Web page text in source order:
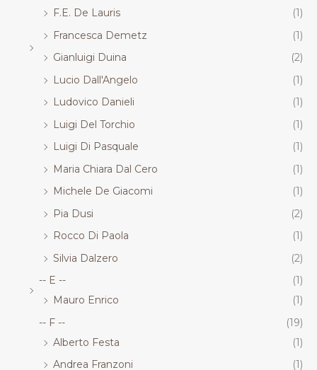
F.E. De Lauris
(1)
Francesca Demetz
(1)
Gianluigi Duina
(2)
Lucio Dall'Angelo
(1)
Ludovico Danieli
(1)
Luigi Del Torchio
(1)
Luigi Di Pasquale
(1)
Maria Chiara Dal Cero
(1)
Michele De Giacomi
(1)
Pia Dusi
(2)
Rocco Di Paola
(1)
Silvia Dalzero
(2)
-- E --
(1)
Mauro Enrico
(1)
-- F --
(19)
Alberto Festa
(1)
Andrea Franzoni
(1)